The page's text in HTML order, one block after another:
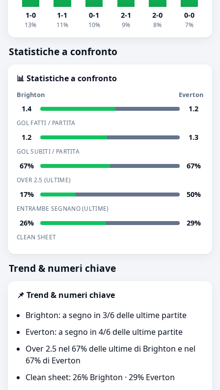
1-0
13%
1-1
11%
0-1
10%
2-1
9%
2-0
8%
0-0
7%
Statistiche a confronto
📊 Statistiche a confronto
Brighton Everton
1.4 1.2
GOL FATTI / PARTITA
1.2 1.3
GOL SUBITI / PARTITA
67% 67%
OVER 2.5 (ULTIME)
17% 50%
ENTRAMBE SEGNANO (ULTIME)
26% 29%
CLEAN SHEET
Trend & numeri chiave
📌 Trend & numeri chiave
Brighton: a segno in 3/6 delle ultime partite
Everton: a segno in 4/6 delle ultime partite
Over 2.5 nel 67% delle ultime di Brighton e nel
67% di Everton
Clean sheet: 26% Brighton · 29% Everton